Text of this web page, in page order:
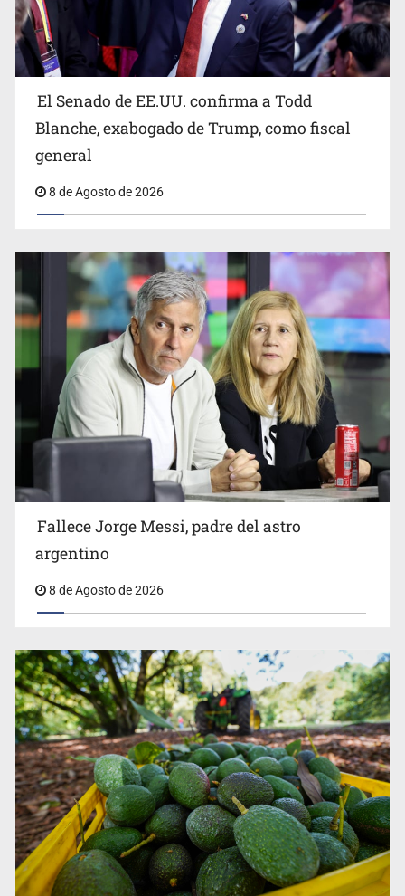
Avalan rebaja del Siapa para 203 colonias
Realizan primera boda de personas sordas en Zapopan
El Senado de EE.UU. confirma a Todd Blanche,
exabogado de Trump, como fiscal general
El Senado de EE.UU. confirma a Todd
Blanche, exabogado de Trump, como fiscal
general
8 de Agosto de 2026
Fallece Jorge Messi, padre del astro
argentino
8 de Agosto de 2026